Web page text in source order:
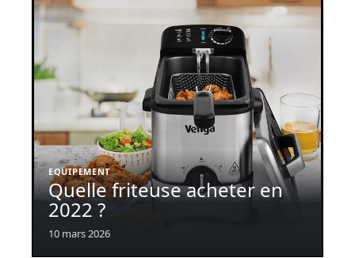
EQUIPEMENT
Quelle friteuse acheter en
2022 ?
10 mars 2026